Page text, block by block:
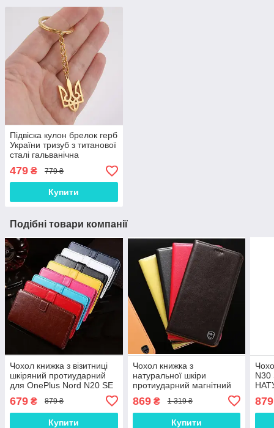
Підвіска кулон брелок герб
України тризуб з титанової
сталі гальванічна
карат (19,9*30,2мм)
479 ₴ 779 ₴
Купити
Подібні товари компанії
Чохол книжка з візитниці
шкіряний протиударний
для OnePlus Nord N20 SE
679 ₴ 879 ₴
Купити
Чохол книжка з
натуральної шкіри
протиударний магнітний
для OnePlus Nord N20 SE
"CLASIC"
869₴ 1 319 ₴
Купити
N30
879